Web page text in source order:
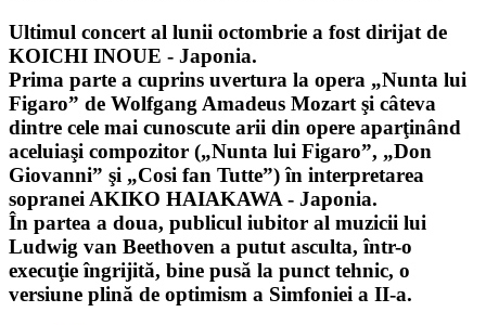
Ultimul concert al lunii octombrie a fost dirijat de
KOICHI INOUE - Japonia.
Prima parte a cuprins uvertura la opera „Nunta lui
Figaro” de Wolfgang Amadeus Mozart şi câteva
dintre cele mai cunoscute arii din opere aparţinând
aceluiaşi compozitor („Nunta lui Figaro”, „Don
Giovanni” şi „Cosi fan Tutte”) în interpretarea
sopranei AKIKO HAIAKAWA - Japonia.
În partea a doua, publicul iubitor al muzicii lui
Ludwig van Beethoven a putut asculta, într-o
execuţie îngrijită, bine pusă la punct tehnic, o
versiune plină de optimism a Simfoniei a II-a.